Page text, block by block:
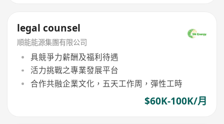
legal counsel
順能能源集團有限公司
具競爭力薪酬及福利待遇
活力挑戰之專業發展平台
合作共融企業文化，五天工作周，彈性工時
$60K-100K/月